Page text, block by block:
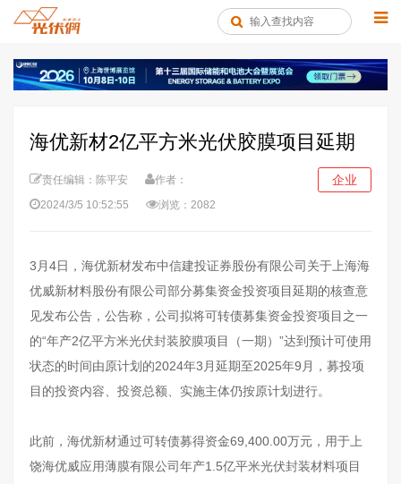
海优新材2亿平方米光伏胶膜项目延期
责任编辑：陈平安
作者：
2024/3/5 10:52:55
浏览：2082
企业
3月4日，海优新材发布中信建投证券股份有限公司关于上海海
优威新材料股份有限公司部分募集资金投资项目延期的核查意
见发布公告，公告称，公司拟将可转债募集资金投资项目之一
的“年产2亿平方米光伏封装胶膜项目（一期）”达到预计可使用
状态的时间由原计划的2024年3月延期至2025年9月，募投项
目的投资内容、投资总额、实施主体仍按原计划进行。
此前，海优新材通过可转债募得资金69,400.00万元，用于上
饶海优威应用薄膜有限公司年产1.5亿平米光伏封装材料项目